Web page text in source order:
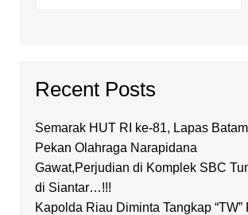
Recent Posts
Semarak HUT RI ke-81, Lapas
Pekan Olahraga Narapidana
Gawat,Perjudian di Komplek SBC
di Siantar…!!!
Kapolda Riau Diminta Tangkap “TW”